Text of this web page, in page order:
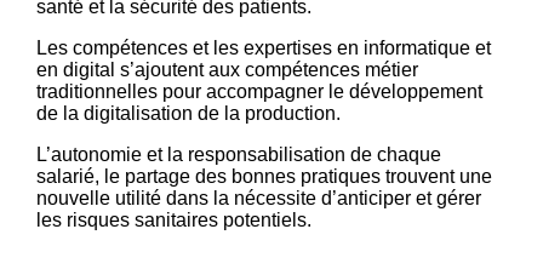
santé et la sécurité des patients.
Les compétences et les expertises en informatique et
en digital s’ajoutent aux compétences métier
traditionnelles pour accompagner le développement
de la digitalisation de la production.
L’autonomie et la responsabilisation de chaque
salarié, le partage des bonnes pratiques trouvent une
nouvelle utilité dans la nécessite d’anticiper et gérer
les risques sanitaires potentiels.